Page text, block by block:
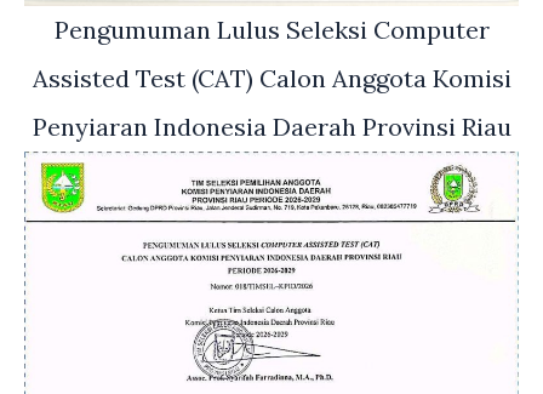
Pengumuman Lulus Seleksi Computer
Assisted Test (CAT) Calon Anggota Komisi
Penyiaran Indonesia Daerah Provinsi Riau